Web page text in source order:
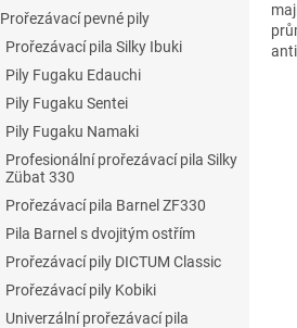
Prořezávací pevné pily
Prořezávací pila Silky Ibuki
Pily Fugaku Edauchi
Pily Fugaku Sentei
Pily Fugaku Namaki
Profesionální prořezávací pila Silky
Zübat 330
Prořezávací pila Barnel ZF330
Pila Barnel s dvojitým ostřím
Prořezávací pily DICTUM Classic
Prořezávací pily Kobiki
Univerzální prořezávací pila